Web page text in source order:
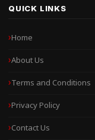
QUICK LINKS
Home
About Us
Terms and Conditions
Privacy Policy
Contact Us